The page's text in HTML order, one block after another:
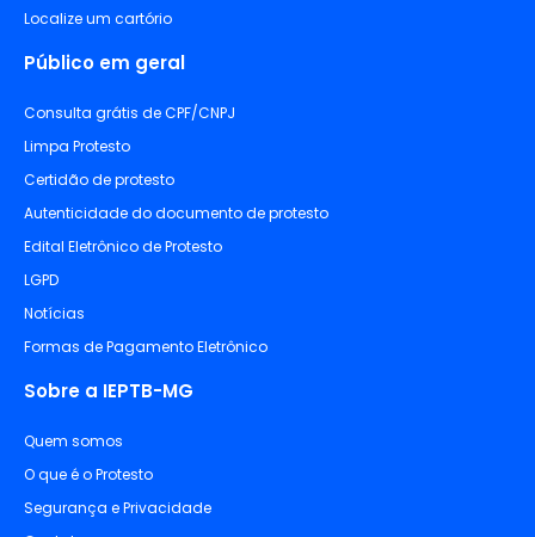
Localize um cartório
Público em geral
Consulta grátis de CPF/CNPJ
Limpa Protesto
Certidão de protesto
Autenticidade do documento de protesto
Edital Eletrônico de Protesto
LGPD
Notícias
Formas de Pagamento Eletrônico
Sobre a IEPTB-MG
Quem somos
O que é o Protesto
Segurança e Privacidade